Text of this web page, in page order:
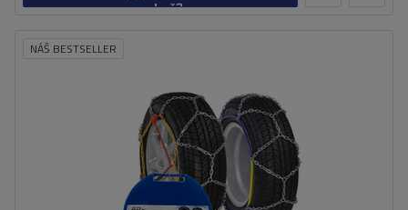
košíku
NÁŠ BESTSELLER
Ne
ÖNORM V5117,TÜV/GS